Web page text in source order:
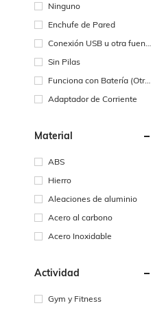
Ninguno
Enchufe de Pared
Conexión USB u otra fuent
Sin Pilas
Funciona con Batería (Otra
Adaptador de Corriente
Material
ABS
Hierro
Aleaciones de aluminio
Acero al carbono
Acero Inoxidable
Actividad
Gym y Fitness